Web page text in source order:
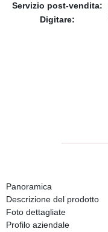
Servizio post-vendita:
Digitare:
Panoramica
Descrizione del prodotto
Foto dettagliate
Profilo aziendale